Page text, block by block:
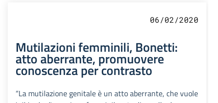
06/02/2020
Mutilazioni femminili, Bonetti:
atto aberrante, promuovere
conoscenza per contrasto
“La mutilazione genitale è un atto aberrante, che vuole